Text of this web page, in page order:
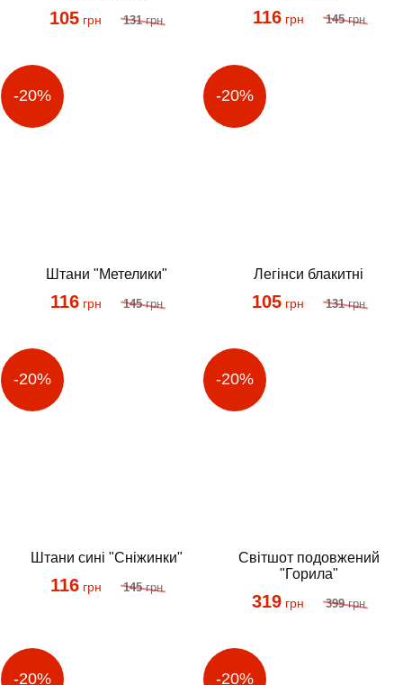
105 грн 131грн 116грн 145грн
Штани "Метелики"
116грн 145грн
Легінси блакитні
105 грн 131грн
Штани сині "Сніжинки"
116грн 145грн
Світшот подовжений
"Горила"
319 грн 399грн